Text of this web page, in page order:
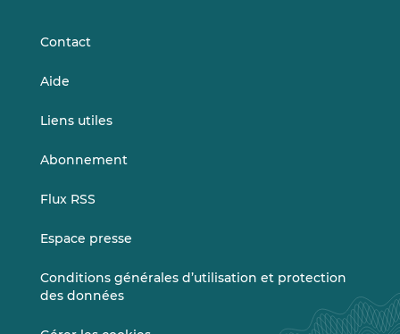
Contact
Aide
Liens utiles
Abonnement
Flux RSS
Espace presse
Conditions générales d’utilisation et protection
des données